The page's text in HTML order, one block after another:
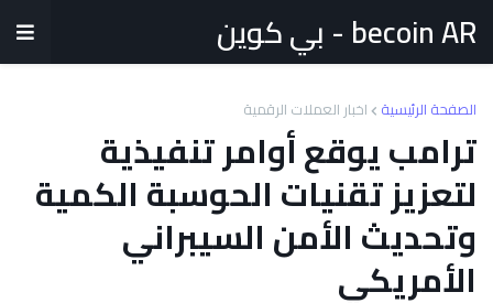
becoin AR - بي كوين
الصفحة الرئيسية اخبار العملات الرقمية
ترامب يوقع أوامر تنفيذية
لتعزيز تقنيات الحوسبة الكمية
وتحديث الأمن السيبراني
الأمريكي